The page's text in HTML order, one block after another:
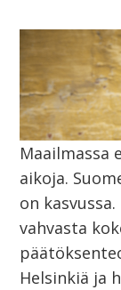
Maailmassa
aikoja.
on
vahvasta
Helsinkiä ja